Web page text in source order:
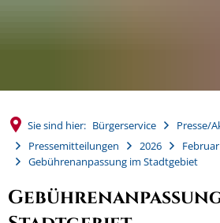
Sie sind hier: Bürgerservice
Presse/
Pressemitteilungen
2026
Februar
Gebührenanpassung im Stadtgebiet